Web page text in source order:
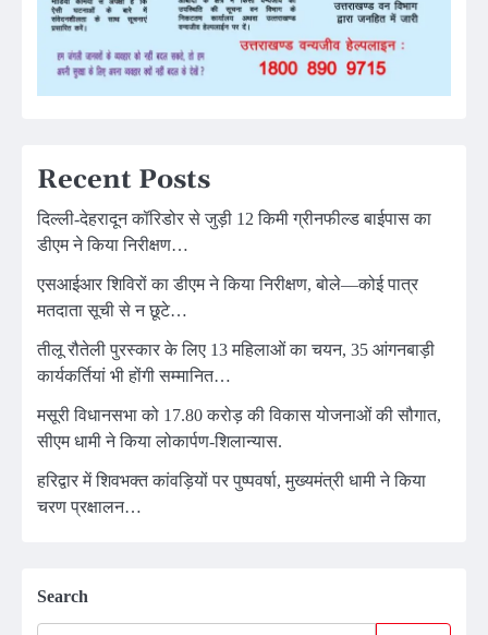
Recent Posts
दिल्ली-देहरादून कॉरिडोर से जुड़ी 12 किमी ग्रीनफील्ड बाईपास का
डीएम ने किया निरीक्षण…
एसआईआर शिविरों का डीएम ने किया निरीक्षण, बोले—कोई पात्र
मतदाता सूची से न छूटे…
तीलू रौतेली पुरस्कार के लिए 13 महिलाओं का चयन, 35 आंगनबाड़ी
कार्यकर्तियां भी होंगी सम्मानित…
मसूरी विधानसभा को 17.80 करोड़ की विकास योजनाओं की सौगात,
सीएम धामी ने किया लोकार्पण-शिलान्यास.
हरिद्वार में शिवभक्त कांवड़ियों पर पुष्पवर्षा, मुख्यमंत्री धामी ने किया
चरण प्रक्षालन…
Search